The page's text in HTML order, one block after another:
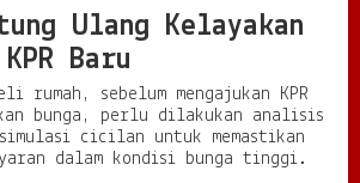
Ulang Kelayakan
Baru
rumah, sebelum mengajukan KPR
bunga, perlu dilakukan analisis
cicilan untuk memastikan
dalam kondisi bunga tinggi.